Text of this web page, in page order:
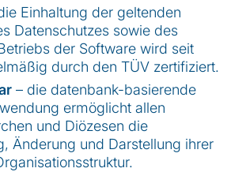
Einhaltung der geltenden
Datenschutzes sowie des
der Software wird seit
durch den TÜV zertifiziert.
– die datenbank-basierende
ermöglicht allen
und Diözesen die
Änderung und Darstellung ihrer